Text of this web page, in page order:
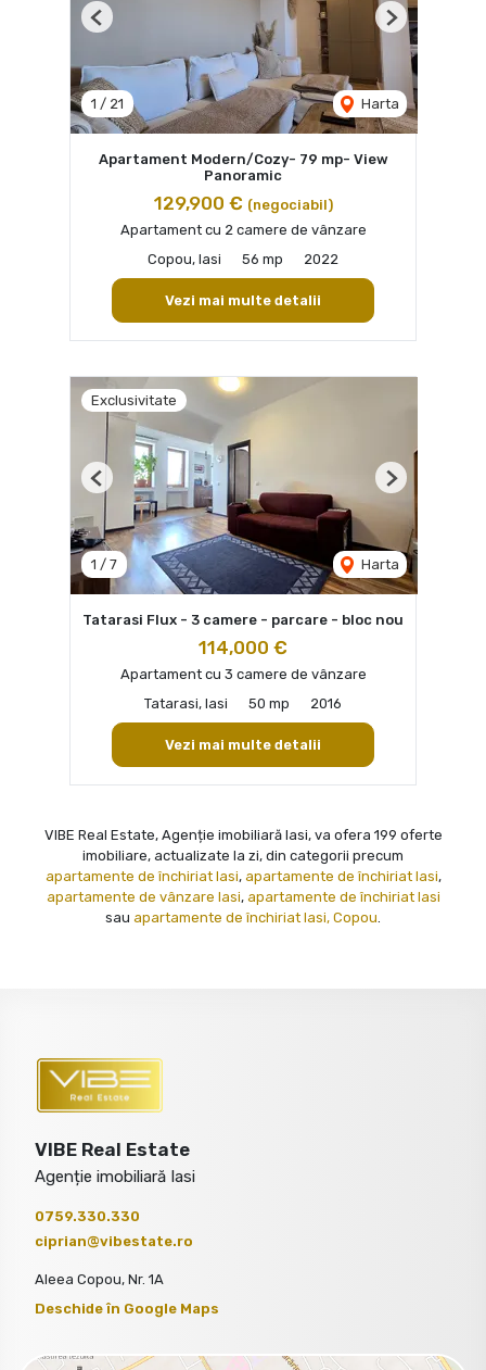
1 / 21 Harta
Previous Next
Apartament Modern/Cozy- 79 mp- View
Panoramic
129,900 € (negociabil)
Apartament cu 2 camere de vânzare
Copou, Iasi
56 mp 2022
Vezi mai multe detalii
Exclusivitate
1 / 7 Harta
Previous Next
Tatarasi Flux - 3 camere - parcare - bloc nou
114,000 €
Apartament cu 3 camere de vânzare
Tatarasi, Iasi
50 mp 2016
Vezi mai multe detalii
VIBE Real Estate, Agenție imobiliară Iasi, va ofera 199 oferte
imobiliare, actualizate la zi, din categorii precum
apartamente de închiriat Iasi, apartamente de închiriat Iasi,
apartamente de vânzare Iasi, apartamente de închiriat Iasi
sau apartamente de închiriat Iasi, Copou
VIBE Real Estate
Agenție imobiliară Iasi
0759.330.330
ciprian@vibestate.ro
Aleea Copou, Nr. 1A
Deschide în Google Maps